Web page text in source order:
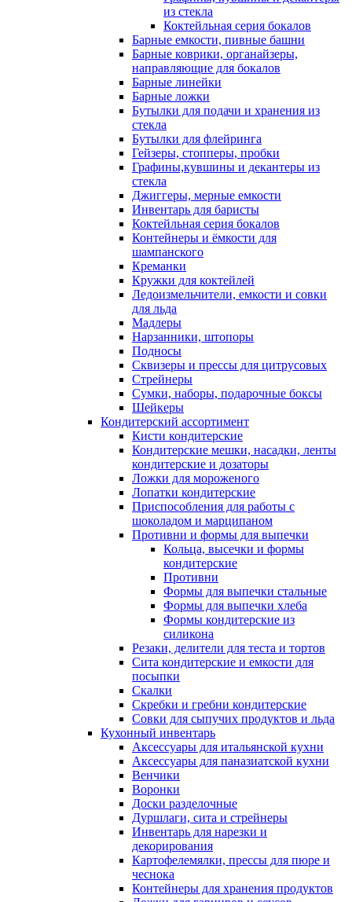
из стекла
Коктейльная серия бокалов
Барные емкости, пивные башни
Барные коврики, органайзеры,
направляющие для бокалов
Барные линейки
Барные ложки
Бутылки для подачи и хранения из
стекла
Бутылки для флейринга
Гейзеры, стопперы, пробки
Графины,кувшины и декантеры из
стекла
Джиггеры, мерные емкости
Инвентарь для баристы
Коктейльная серия бокалов
Контейнеры и ёмкости для
шампанского
Креманки
Кружки для коктейлей
Ледоизмельчители, емкости и совки
для льда
Мадлеры
Нарзанники, штопоры
Подносы
Сквизеры и прессы для цитрусовых
Стрейнеры
Сумки, наборы, подарочные боксы
Шейкеры
Кондитерский ассортимент
Кисти кондитерские
Кондитерские мешки, насадки, ленты
кондитерские и дозаторы
Ложки для мороженого
Лопатки кондитерские
Приспособления для работы с
шоколадом и марципаном
Противни и формы для выпечки
Кольца, высечки и формы
кондитерские
Противни
Формы для выпечки стальные
Формы для выпечки хлеба
Формы кондитерские из
силикона
Резаки, делители для теста и тортов
Сита кондитерские и емкости для
посыпки
Скалки
Скребки и гребни кондитерские
Совки для сыпучих продуктов и льда
Кухонный инвентарь
Аксессуары для итальянской кухни
Аксессуары для паназиатской кухни
Венчики
Воронки
Доски разделочные
Дуршлаги, сита и стрейнеры
Инвентарь для нарезки и
декорирования
Картофелемялки, прессы для пюре и
чеснока
Контейнеры для хранения продуктов